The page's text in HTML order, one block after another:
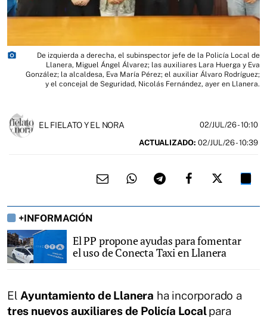
photo_camera
De izquierda a derecha, el subinspector jefe de la Policía Local de
Llanera, Miguel Ángel Álvarez; las auxiliares Lara Huerga y Eva
González; la alcaldesa, Eva María Pérez; el auxiliar Álvaro Rodríguez;
y el concejal de Seguridad, Nicolás Fernández, ayer en Llanera.
EL FIELATO Y EL NORA 02/JUL/26- 10:10
ACTUALIZADO: 02/JUL/26 - 10:39
+INFORMACIÓN
El PP propone ayudas para fomentar
el uso de Conecta Taxi en Llanera
El Ayuntamiento de Llanera ha incorporado a
tres nuevos auxiliares de Policía Localpara